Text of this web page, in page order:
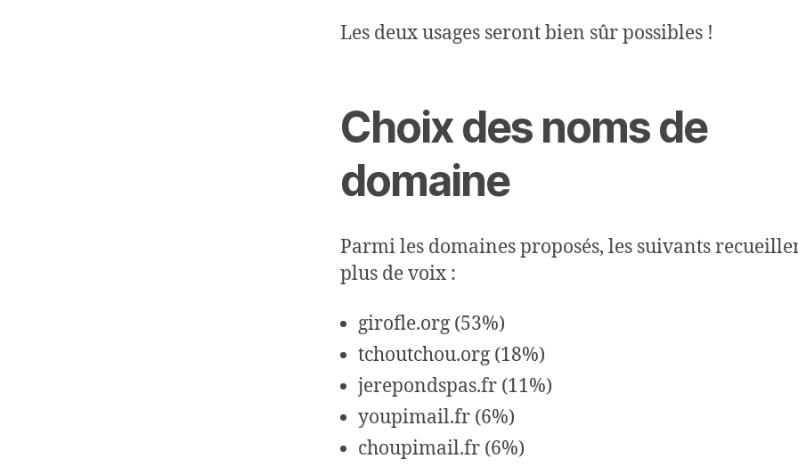
Les deux usages seront bien sûr possibles !
Choix des noms de
domaine
Parmi les domaines proposés, les suivants
plus de voix :
girofle.org (53%)
tchoutchou.org (18%)
jerepondspas.fr (11%)
youpimail.fr (6%)
choupimail.fr (6%)